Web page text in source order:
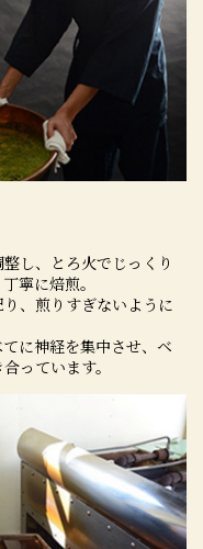
し、とろ火でじっくり
寧に焙煎。
、煎りすぎないように
に神経を集中させ、ベ
っています。